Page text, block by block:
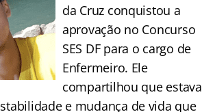
da Cruz conquistou a
aprovação no Concurso
SES DF para o cargo de
Enfermeiro. Ele
compartilhou que estava
e mudança de vida que